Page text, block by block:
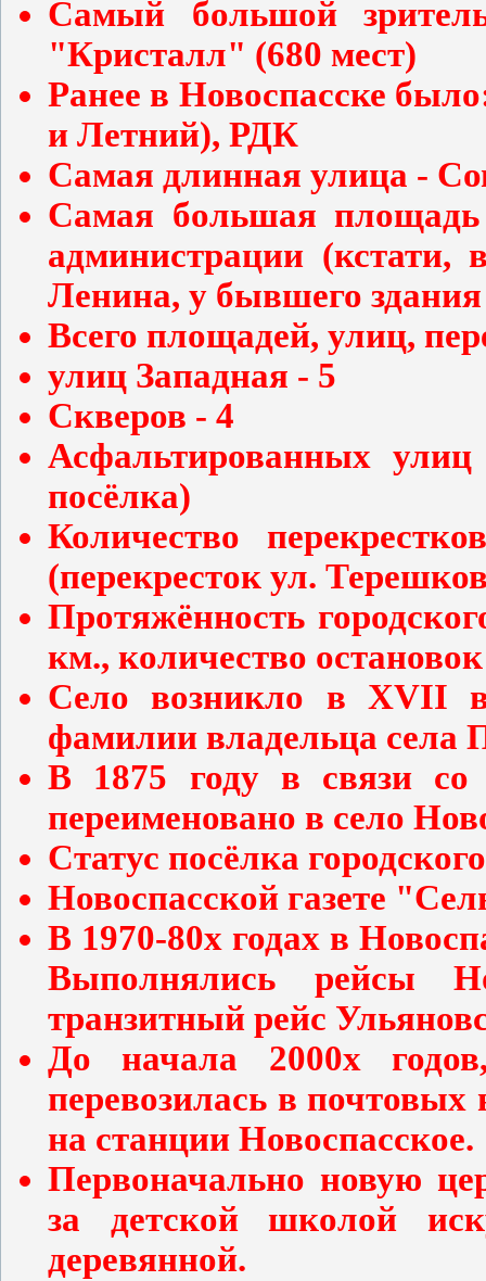
Самый большой
"Кристалл" (680 мест)
Ранее в Новоспасске
и Летний), РДК
Самая длинная улица -
Самая большая
администрации
Ленина, у бывшего
Всего площадей, улиц,
улиц Западная - 5
Скверов - 4
Асфальтированных
посёлка)
Количество
(перекресток ул.
Протяжённость
км., количество
Cело возникло в XVII
фамилии владельца села
В 1875 году в связи со
переименовано в село
Статус посёлка
Новоспасской газете
В 1970-80х годах в
Выполнялись рейсы
транзитный рейс
До начала 2000х
перевозилась в почтовых
на станции Новоспасское.
Первоначально новую
за детской школой
деревянной.